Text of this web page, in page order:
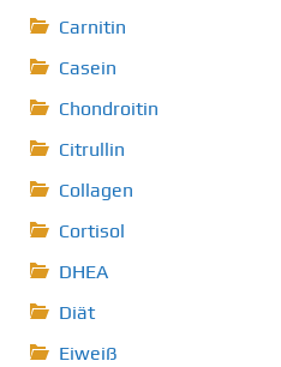
Carnitin
Casein
Chondroitin
Citrullin
Collagen
Cortisol
DHEA
Diät
Eiweiß